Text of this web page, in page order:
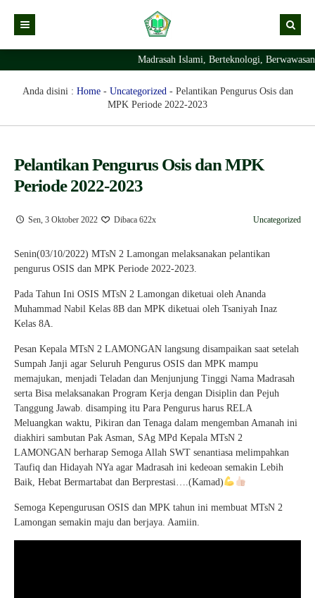
Kabar Madrasah
Profil Madrasah
Ekstrakurikuler Madrasah
KURIKULUM
Struktur Organisasi Madrasah
Madrasah Islami, Berteknologi,
Anda disini : Home- Uncategorized- Pelantikan Pengurus Osis dan
MPK Periode 2022-2023
Pelantikan Pengurus Osis dan MPK
Periode 2022-2023
Sen, 3 Oktober 2022 Dibaca 622x Uncategorized
Senin(03/10/2022) MTsN 2 Lamongan melaksanakan pelantikan
pengurus OSIS dan MPK Periode 2022-2023.
Pada Tahun Ini OSIS MTsN 2 Lamongan diketuai oleh Ananda
Muhammad Nabil Kelas 8B dan MPK diketuai oleh Tsaniyah Inaz
Kelas 8A.
Pesan Kepala MTsN 2 LAMONGAN langsung disampaikan saat setelah
Sumpah Janji agar Seluruh Pengurus OSIS dan MPK mampu
memajukan, menjadi Teladan dan Menjunjung Tinggi Nama Madrasah
serta Bisa melaksanakan Program Kerja dengan Disiplin dan Pejuh
Tanggung Jawab. disamping itu Para Pengurus harus RELA
Meluangkan waktu, Pikiran dan Tenaga dalam mengemban Amanah ini
diakhiri sambutan Pak Asman, SAg MPd Kepala MTsN 2
LAMONGAN berharap Semoga Allah SWT senantiasa melimpahkan
Taufiq dan Hidayah NYa agar Madrasah ini kedeoan semakin Lebih
Baik, Hebat Bermartabat dan Berprestasi….(Kamad)
Semoga Kepengurusan OSIS dan MPK tahun ini membuat MTsN 2
Lamongan semakin maju dan berjaya. Aamiin.